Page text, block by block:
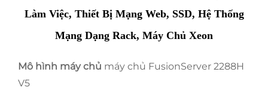
Làm Việc, Thiết Bị Mạng Web, SSD, Hệ Thống
Mạng Dạng Rack, Máy Chủ Xeon
Mô hình máy chủ máy chủ FusionServer 2288H
V5